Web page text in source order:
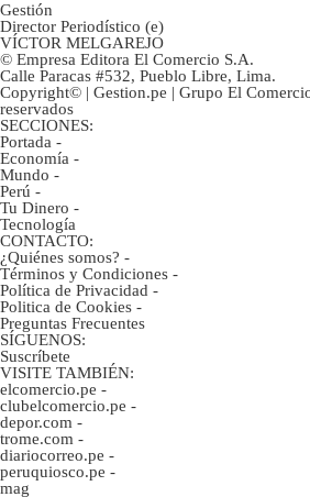
Gestión
Director Periodístico (e)
VÍCTOR MELGAREJO
© Empresa Editora El Comercio S.A.
Calle Paracas #532, Pueblo Libre, Lima.
Copyright© | Gestion.pe | Grupo El
reservados
SECCIONES:
Portada -
Economía -
Mundo -
Perú -
Tu Dinero -
Tecnología
CONTACTO:
¿Quiénes somos? -
Términos y Condiciones -
Política de Privacidad -
Politica de Cookies -
Preguntas Frecuentes
SÍGUENOS:
Suscríbete
VISITE TAMBIÉN:
elcomercio.pe -
clubelcomercio.pe -
depor.com -
trome.com -
diariocorreo.pe -
peruquiosco.pe -
mag